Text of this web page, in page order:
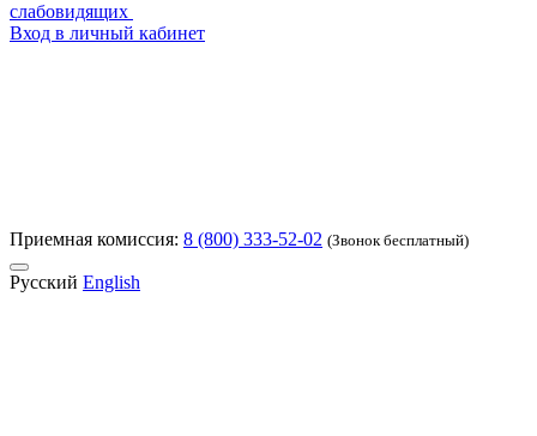
слабовидящих
Вход в личный кабинет
Приемная комиссия: 8 (800) 333-52-02 (Звонок бесплатный)
Русский English